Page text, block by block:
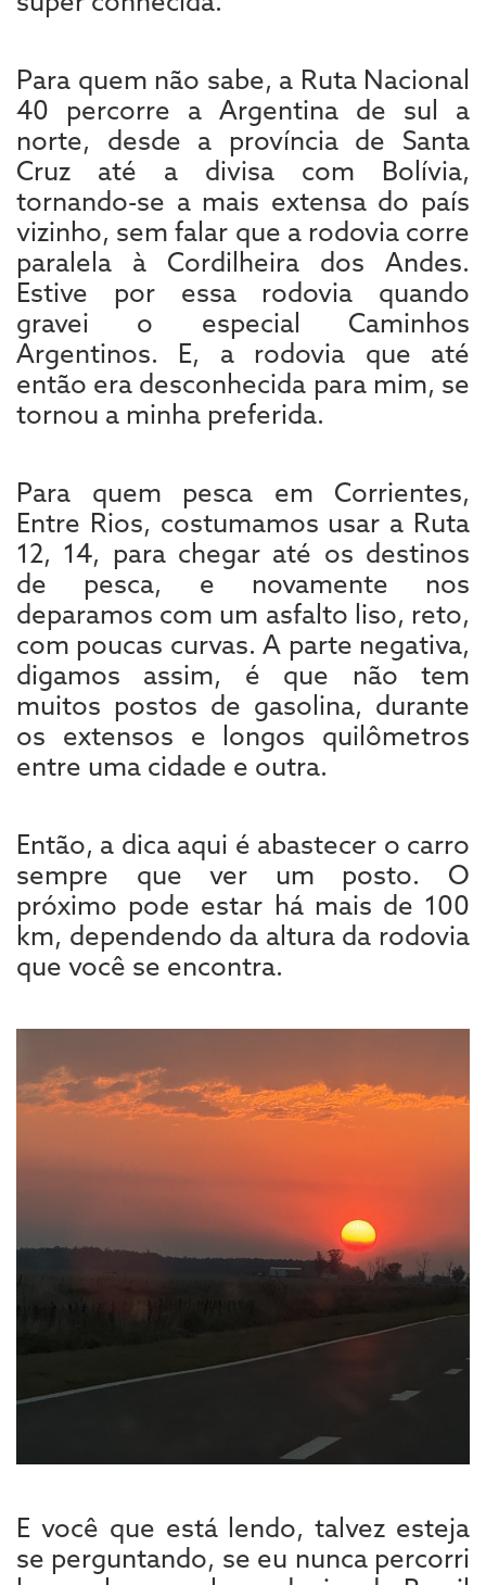
Para quem não sabe, a Ruta Nacional
40 percorre a Argentina de sul a
norte, desde a província de Santa
Cruz até a divisa com Bolívia,
tornando-se a mais extensa do país
vizinho, sem falar que a rodovia corre
paralela à Cordilheira dos Andes.
Estive por essa rodovia quando
gravei o especial Caminhos
Argentinos. E, a rodovia que até
então era desconhecida para mim, se
tornou a minha preferida.
Para quem pesca em Corrientes,
Entre Rios, costumamos usar a Ruta
12, 14, para chegar até os destinos
de pesca, e novamente nos
deparamos com um asfalto liso, reto,
com poucas curvas. A parte negativa,
digamos assim, é que não tem
muitos postos de gasolina, durante
os extensos e longos quilômetros
entre uma cidade e outra.
Então, a dica aqui é abastecer o carro
sempre que ver um posto. O
próximo pode estar há mais de 100
km, dependendo da altura da rodovia
que você se encontra.
E você que está lendo, talvez esteja
se perguntando, se eu nunca percorri